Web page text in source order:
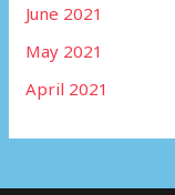
June 2021
May 2021
April 2021